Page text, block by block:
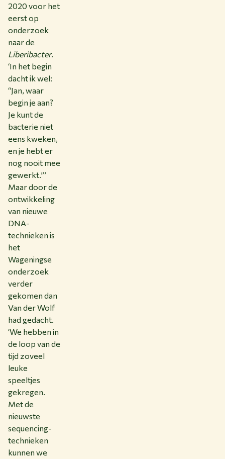
2020 voor het
eerst op
onderzoek
naar de
Liberibacter.
‘In het begin
dacht ik wel:
“Jan, waar
begin je aan?
Je kunt de
bacterie niet
eens kweken,
en je hebt er
nog nooit mee
gewerkt.”’
Maar door de
ontwikkeling
van nieuwe
DNA-
technieken is
het
Wageningse
onderzoek
verder
gekomen dan
Van der Wolf
had gedacht.
‘We hebben in
de loop van de
tijd zoveel
leuke
speeltjes
gekregen.
Met de
nieuwste
sequencing-
technieken
kunnen we